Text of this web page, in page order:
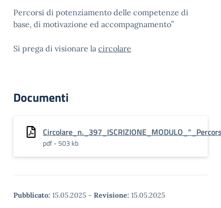
Percorsi di potenziamento delle competenze di
base, di motivazione ed accompagnamento”
Si prega di visionare la circolare
Documenti
pdf - 503 kb
Pubblicato: 15.05.2025 - Revisione: 15.05.2025